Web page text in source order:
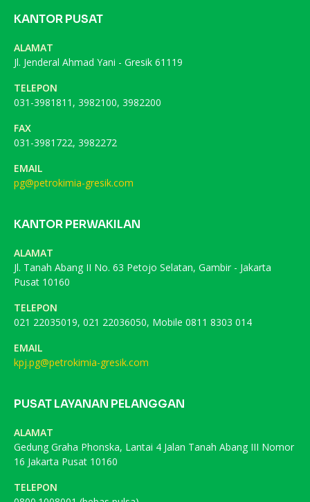
KANTOR PUSAT
ALAMAT
Jl. Jenderal Ahmad Yani - Gresik 61119
TELEPON
031-3981811, 3982100, 3982200
FAX
031-3981722, 3982272
EMAIL
pg@petrokimia-gresik.com
KANTOR PERWAKILAN
ALAMAT
Jl. Tanah Abang II No. 63 Petojo Selatan, Gambir - Jakarta
Pusat 10160
TELEPON
021 22035019, 021 22036050, Mobile 0811 8303 014
EMAIL
kpj.pg@petrokimia-gresik.com
PUSAT LAYANAN PELANGGAN
ALAMAT
Gedung Graha Phonska, Lantai 4 Jalan Tanah Abang III Nomor
16 Jakarta Pusat 10160
TELEPON